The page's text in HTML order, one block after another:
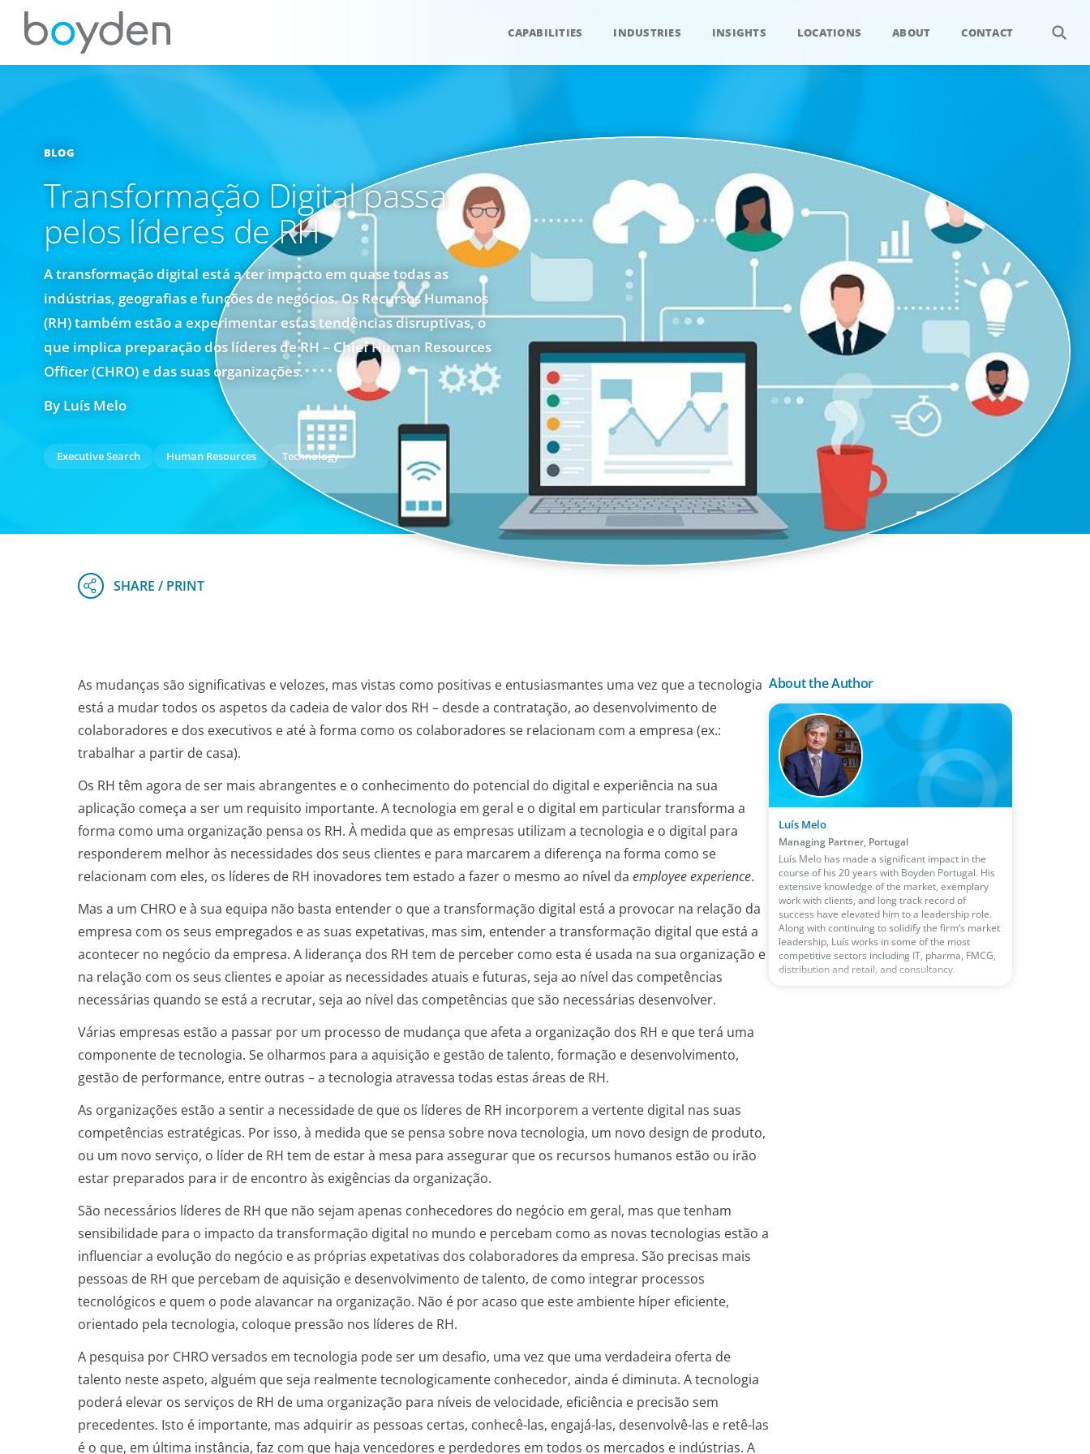
CAPABILITIES INDUSTRIES INSIGHTS LOCATIONS ABOUT CONTACT
BLOG
Transformação Digital passa
pelos líderes de RH
A transformação digital está a ter impacto em quase todas as
indústrias, geografias e funções de negócios. Os Recursos Humanos
(RH) também estão a experimentar estas tendências disruptivas, o
que implica preparação dos líderes de RH – Chief Human Resources
Officer (CHRO) e das suas organizações.
By Luís Melo
Executive Search Human Resources Technology
As mudanças são significativas e velozes, mas vistas como positivas e entusiasmantes uma vez que a tecnologia
está a mudar todos os aspetos da cadeia de valor dos RH – desde a contratação, ao desenvolvimento de
colaboradores e dos executivos e até à forma como os colaboradores se relacionam com a empresa (ex.:
trabalhar a partir de casa).
Os RH têm agora de ser mais abrangentes e o conhecimento do potencial do digital e experiência na sua
aplicação começa a ser um requisito importante. A tecnologia em geral e o digital em particular transforma a
forma como uma organização pensa os RH. À medida que as empresas utilizam a tecnologia e o digital para
responderem melhor às necessidades dos seus clientes e para marcarem a diferença na forma como se
relacionam com eles, os líderes de RH inovadores tem estado a fazer o mesmo ao nível da employee experience.
Mas a um CHRO e à sua equipa não basta entender o que a transformação digital está a provocar na relação da
empresa com os seus empregados e as suas expetativas, mas sim, entender a transformação digital que está a
acontecer no negócio da empresa. A liderança dos RH tem de perceber como esta é usada na sua organização e
na relação com os seus clientes e apoiar as necessidades atuais e futuras, seja ao nível das competências
necessárias quando se está a recrutar, seja ao nível das competências que são necessárias desenvolver.
Várias empresas estão a passar por um processo de mudança que afeta a organização dos RH e que terá uma
componente de tecnologia. Se olharmos para a aquisição e gestão de talento, formação e desenvolvimento,
gestão de performance, entre outras – a tecnologia atravessa todas estas áreas de RH.
As organizações estão a sentir a necessidade de que os líderes de RH incorporem a vertente digital nas suas
competências estratégicas. Por isso, à medida que se pensa sobre nova tecnologia, um novo design de produto,
ou um novo serviço, o líder de RH tem de estar à mesa para assegurar que os recursos humanos estão ou irão
estar preparados para ir de encontro às exigências da organização.
São necessários líderes de RH que não sejam apenas conhecedores do negócio em geral, mas que tenham
sensibilidade para o impacto da transformação digital no mundo e percebam como as novas tecnologias estão a
influenciar a evolução do negócio e as próprias expetativas dos colaboradores da empresa. São precisas mais
pessoas de RH que percebam de aquisição e desenvolvimento de talento, de como integrar processos
tecnológicos e quem o pode alavancar na organização. Não é por acaso que este ambiente híper eficiente,
orientado pela tecnologia, coloque pressão nos líderes de RH.
A pesquisa por CHRO versados em tecnologia pode ser um desafio, uma vez que uma verdadeira oferta de
talento neste aspeto, alguém que seja realmente tecnologicamente conhecedor, ainda é diminuta. A tecnologia
poderá elevar os serviços de RH de uma organização para níveis de velocidade, eficiência e precisão sem
precedentes. Isto é importante, mas adquirir as pessoas certas, conhecê-las, engajá-las, desenvolvê-las e retê-las
é o que, em última instância, faz com que haja vencedores e perdedores em todos os mercados e indústrias. A
About the Author
Luís Melo
Managing Partner, Portugal
Luís Melo has made a significant impact in the
course of his 20 years with Boyden Portugal. His
extensive knowledge of the market, exemplary
work with clients, and long track record of
success have elevated him to a leadership role.
Along with continuing to solidify the firm’s market
leadership, Luís works in some of the most
competitive sectors including IT, pharma, FMCG,
distribution and retail, and consultancy.